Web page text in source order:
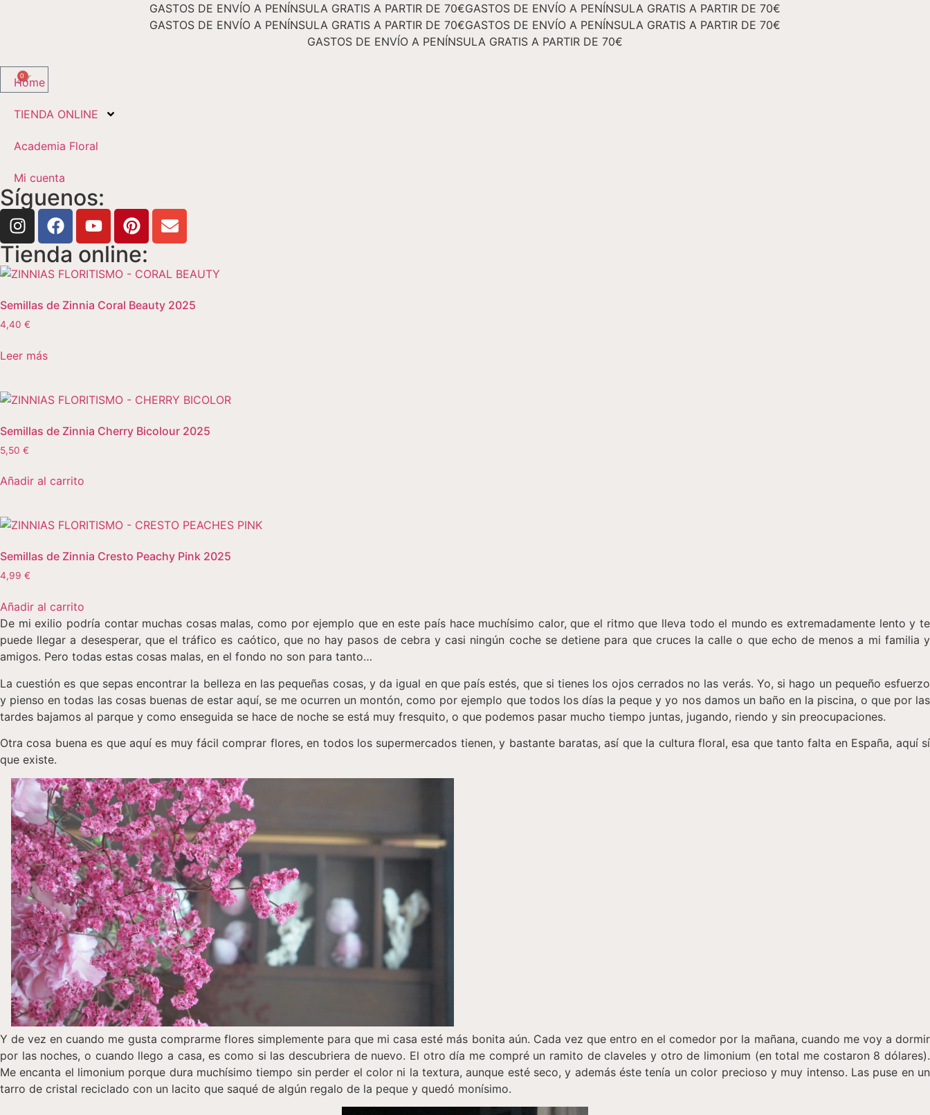
GASTOS DE ENVÍO A PENÍNSULA GRATIS A PARTIR DE 70€GASTOS DE ENVÍO A PENÍNSULA GRATIS A PARTIR DE 70€
GASTOS DE ENVÍO A PENÍNSULA GRATIS A PARTIR DE 70€GASTOS DE ENVÍO A PENÍNSULA GRATIS A PARTIR DE 70€
GASTOS DE ENVÍO A PENÍNSULA GRATIS A PARTIR DE 70€
Home
TIENDA ONLINE
Academia Floral
Mi cuenta
0
Síguenos:
Tienda online:
Semillas de Zinnia Coral Beauty 2025
4,40 €
Leer más
Semillas de Zinnia Cherry Bicolour 2025
5,50 €
Añadir al carrito
Semillas de Zinnia Cresto Peachy Pink 2025
4,99 €
Añadir al carrito
De mi exilio podría contar muchas cosas malas, como por ejemplo que en este país hace muchísimo calor, que el ritmo que lleva todo el mundo es extremadamente lento y te
puede llegar a desesperar, que el tráfico es caótico, que no hay pasos de cebra y casi ningún coche se detiene para que cruces la calle o que echo de menos a mi familia y
amigos. Pero todas estas cosas malas, en el fondo no son para tanto…
La cuestión es que sepas encontrar la belleza en las pequeñas cosas, y da igual en que país estés, que si tienes los ojos cerrados no las verás. Yo, si hago un pequeño esfuerzo
y pienso en todas las cosas buenas de estar aquí, se me ocurren un montón, como por ejemplo que todos los días la peque y yo nos damos un baño en la piscina, o que por las
tardes bajamos al parque y como enseguida se hace de noche se está muy fresquito, o que podemos pasar mucho tiempo juntas, jugando, riendo y sin preocupaciones.
Otra cosa buena es que aquí es muy fácil comprar flores, en todos los supermercados tienen, y bastante baratas, así que la cultura floral, esa que tanto falta en España, aquí sí
que existe.
Y de vez en cuando me gusta comprarme flores simplemente para que mi casa esté más bonita aún. Cada vez que entro en el comedor por la mañana, cuando me voy a dormir
por las noches, o cuando llego a casa, es como si las descubriera de nuevo. El otro día me compré un ramito de claveles y otro de limonium (en total me costaron 8 dólares).
Me encanta el limonium porque dura muchísimo tiempo sin perder el color ni la textura, aunque esté seco, y además éste tenía un color precioso y muy intenso. Las puse en un
tarro de cristal reciclado con un lacito que saqué de algún regalo de la peque y quedó monísimo.